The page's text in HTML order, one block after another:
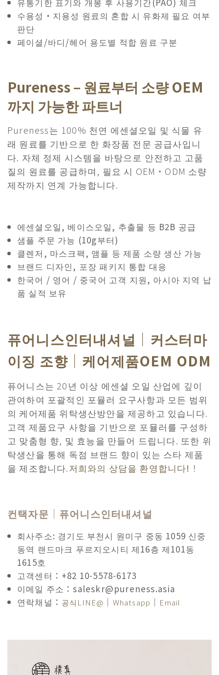
수용성・지용성 원료의 혼합 시 유화제 필요 여부
판단
페이셜/바디/헤어 용도별 적합 원료 구분
Pureness – 원료부터 소량 OEM
까지 가능한 파트너
Pureness는 100% 천연 에센셜오일 및 식물 유
래 원료를 기반으로 한 화장품 전문 공급사입니
다. 자체 정제 시스템을 바탕으로 안전하고 고품
질의 원료를 공급하며, 필요 시 OEM・ODM 소량
제작까지 연계 가능합니다.
에센셜오일, 베이스오일, 추출물 등 B2B 공급
샘플 주문 가능 (10g부터)
클렌저, 마스크팩, 앰플 등 제품 소량 생산 가능
브랜드 디자인, 포장 패키지 통합 대응
한국어 / 영어 / 중국어 고객 지원, 아시아 지역 납
품 실적 보유
퓨어니스인터내셔널｜커스터마
이징 조향｜케어제품OEM ODM
퓨어니스는 20년 이상 에센셜 오일 산업에 깊이
관여하여 포괄적인 포뮬러 요구사항과 모든 범위
의 케어제품 위탁생산방안을 제공하고 있습니다.
고객 제품요구 사항을 기반으로 포뮬러를 구성하
고 맞춤형 향, 및 효능을 만들어 드립니다. 또한 위
탁생산을 통해 독점 브랜드 향이 있는 스타 제품
을 제조합니다.저희와의 상담을 환영합니다! ！
컨택자문｜퓨어니스인터내셔널
회사주소: 경기도 부천시 원미구 중동 1059 신중
동역 랜드마크 푸르지오시티 제16층 제101동
1615호
고객센터：+82 10-5578-6173
이메일 주소：saleskr@pureness.asia
연락채널： 공식LINE@ ｜ Whatsapp ｜ Email